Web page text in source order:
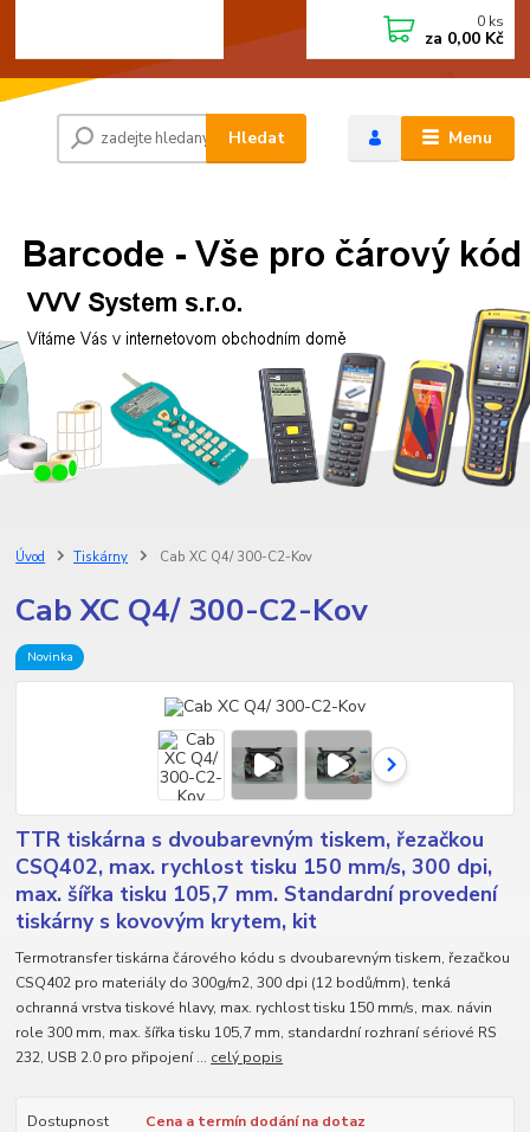
Menu
Hledat
0 ks
za 0,00 Kč
Úvod Tiskárny Cab XC Q4/ 300-C2-Kov
Cab XC Q4/ 300-C2-Kov
Novinka
TTR tiskárna s dvoubarevným tiskem, řezačkou
CSQ402, max. rychlost tisku 150 mm/s, 300 dpi,
max. šířka tisku 105,7 mm. Standardní provedení
tiskárny s kovovým krytem, kit
Termotransfer tiskárna čárového kódu s dvoubarevným tiskem, řezačkou
CSQ402 pro materiály do 300g/m2, 300 dpi (12 bodů/mm), tenká
ochranná vrstva tiskové hlavy, max. rychlost tisku 150 mm/s, max. návin
role 300 mm, max. šířka tisku 105,7 mm, standardní rozhraní sériové RS
232, USB 2.0 pro připojení ... celý popis
Dostupnost
Cena a termín dodání na dotaz